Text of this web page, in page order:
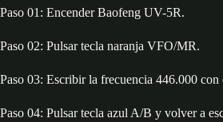
Paso 01: Encender Baofeng UV-5R.
Paso 02: Pulsar tecla naranja VFO/MR.
Paso 03: Escribir la frecuencia 446.000
Paso 04: Pulsar tecla azul A/B y volver a